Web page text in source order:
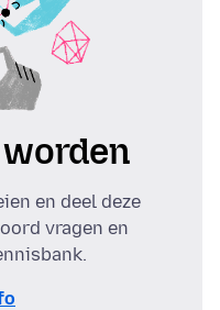
en deel deze
vragen en